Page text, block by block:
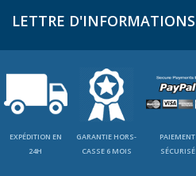
LETTRE D'INFORMATIONS
EXPÉDITION EN
24H
GARANTIE HORS-
CASSE 6 MOIS
PAIEMENT
SÉCURISÉ